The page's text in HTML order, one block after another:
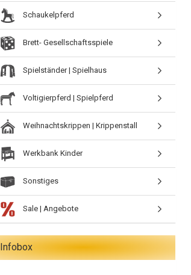
Schaukelpferd
Brett- Gesellschaftsspiele
Spielständer | Spielhaus
Voltigierpferd | Spielpferd
Weihnachtskrippen | Krippenstall
Werkbank Kinder
Sonstiges
Sale | Angebote
Infobox